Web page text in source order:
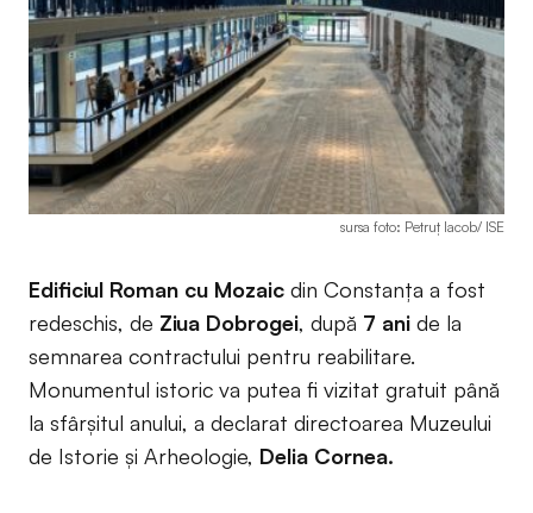
sursa foto: Petruț Iacob/ ISE
Edificiul Roman cu Mozaic din Constanța a fost
redeschis, de Ziua Dobrogei, după 7 ani de la
semnarea contractului pentru reabilitare.
Monumentul istoric va putea fi vizitat gratuit până
la sfârșitul anului, a declarat directoarea Muzeului
de Istorie și Arheologie, Delia Cornea.